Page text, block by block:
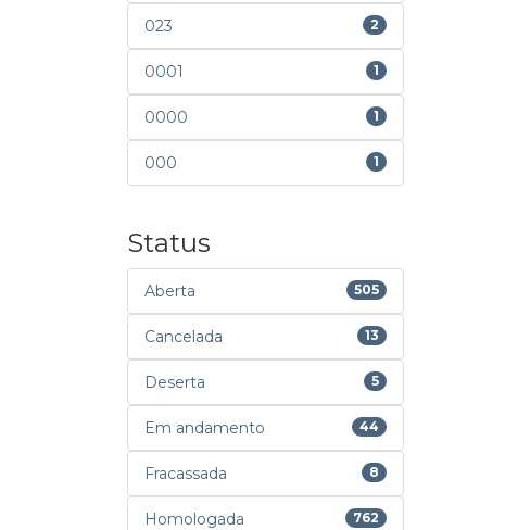
023 2
0001 1
0000 1
000 1
Status
Aberta 505
Cancelada 13
Deserta 5
Em andamento 44
Fracassada 8
Homologada 762